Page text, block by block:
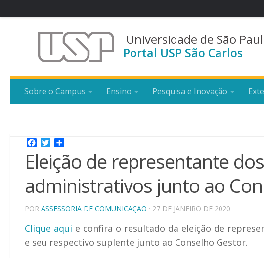
Universidade de São
Portal USP São Carlos
Sobre o Campus Ensino Pesquisa e Inovação
Facebook
Twitter
Eleição de representante
administrativos junto ao
POR ASSESSORIA DE COMUNICAÇÃO · 27 DE JANEIRO DE 2020
Clique aqui e confira o resultado da eleição de
e seu respectivo suplente junto ao Conselho Gestor.